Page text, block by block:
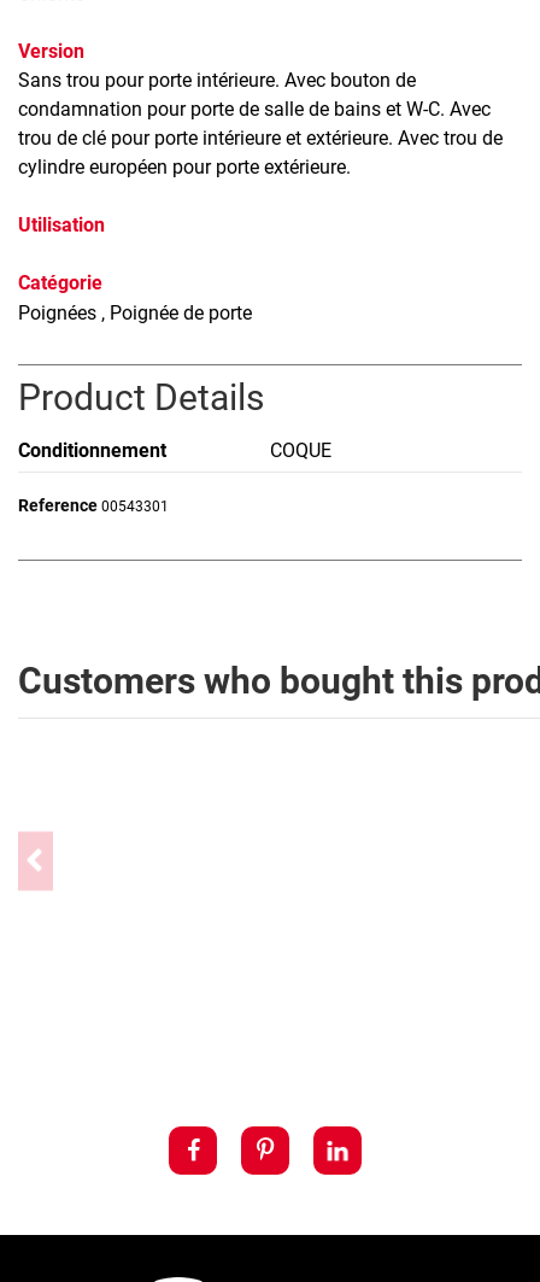
Version
Sans trou pour porte intérieure. Avec bouton de
condamnation pour porte de salle de bains et W-C. Avec
trou de clé pour porte intérieure et extérieure. Avec trou de
cylindre européen pour porte extérieure.
Utilisation
Catégorie
Poignées , Poignée de porte
Product Details
Conditionnement COQUE
Reference 00543301
Customers who bought this